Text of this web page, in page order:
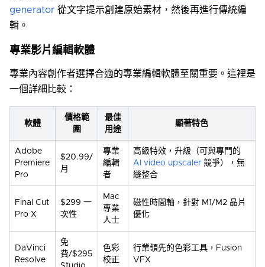
generator 從文字提示創建原始素材，然後再進行傳統編
輯。
專業影片編輯軟體
專業內容創作者選擇合適的專業編輯軟體至關重要。這裡是
一個詳細比較：
軟體
價格範
圍
最佳
用途
顯著特色
Adobe
Premiere
Pro
$20.99/
月
專業
編輯
者
高級特效，升級（可與專門的
AI video upscaler 競爭），無
縫整合
Final Cut
Pro X
$299 一
次性
Mac
專業
人士
磁性時間軸，針對 M1/M2 晶片
優化
DaVinci
Resolve
免
費/$295
色彩
校正
行業領先的色彩工具，Fusion
VFX